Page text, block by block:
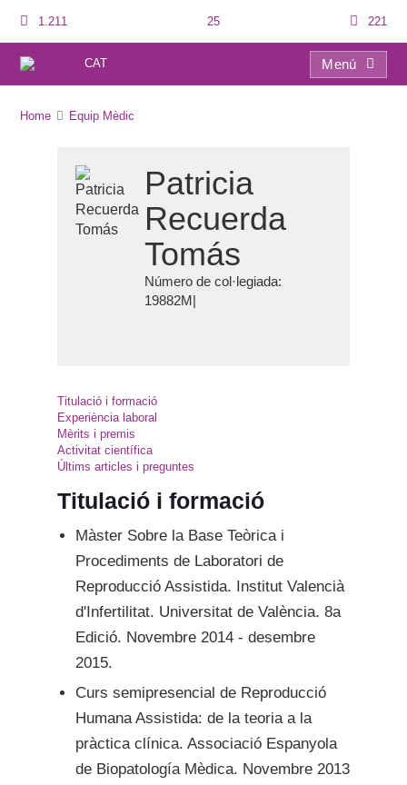
1.211 25 221
CAT
Menú
Home Equip Mèdic
Patricia
Recuerda
Tomás
Número de col·legiada:
19882M|
Titulació i formació
Experiència laboral
Mèrits i premis
Activitat científica
Últims articles i preguntes
Titulació i formació
Màster Sobre la Base Teòrica i
Procediments de Laboratori de
Reproducció Assistida. Institut Valencià
d'Infertilitat. Universitat de València. 8a
Edició. Novembre 2014 - desembre
2015.
Curs semipresencial de Reproducció
Humana Assistida: de la teoria a la
pràctica clínica. Associació Espanyola
de Biopatología Mèdica. Novembre 2013